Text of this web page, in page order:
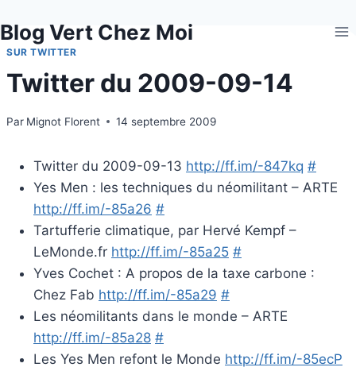
au
contenu
Blog Vert Chez Moi
SUR TWITTER
Twitter du 2009-09-14
Par Mignot Florent 14 septembre 2009
Twitter du 2009-09-13 http://ff.im/-847kq #
Yes Men : les techniques du néomilitant – ARTE
http://ff.im/-85a26 #
Tartufferie climatique, par Hervé Kempf –
LeMonde.fr http://ff.im/-85a25 #
Yves Cochet : A propos de la taxe carbone :
Chez Fab http://ff.im/-85a29 #
Les néomilitants dans le monde – ARTE
http://ff.im/-85a28 #
Les Yes Men refont le Monde http://ff.im/-85ecP